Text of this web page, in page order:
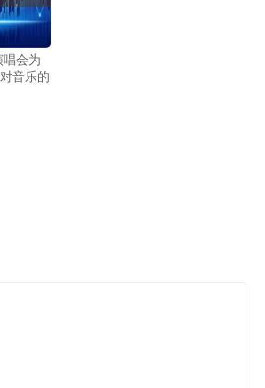
会为
音乐的